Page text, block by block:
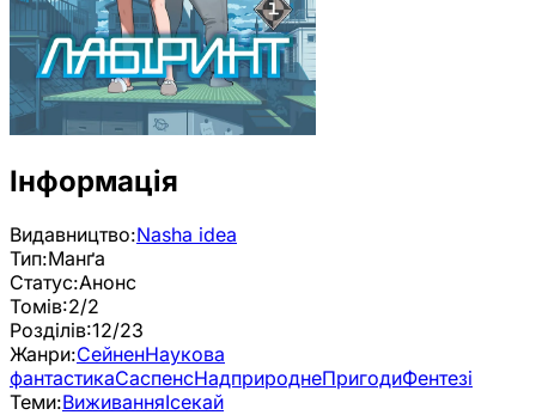
Інформація
Видавництво:Nasha idea
Тип:Манґа
Статус:Анонс
Томів:2/2
Розділів:12/23
Жанри:СейненНаукова
фантастикаСаспенсНадприроднеПригодиФентезі
Теми:ВиживанняІсекай